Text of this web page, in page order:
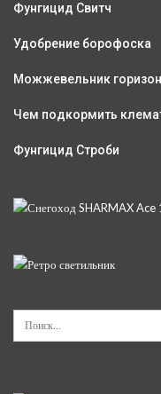
Фунгицид Свитч
Удобрение борофоска
Можжевельник
Чем подкормить
Фунгицид Строби